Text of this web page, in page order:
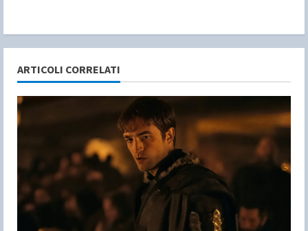
u
e
R
d
i
ARTICOLI CORRELATI